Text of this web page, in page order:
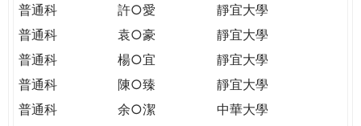
普通科
許○愛
靜宜大學
普通科
袁○豪
靜宜大學
普通科
楊○宜
靜宜大學
普通科
陳○臻
靜宜大學
普通科
余○潔
中華大學